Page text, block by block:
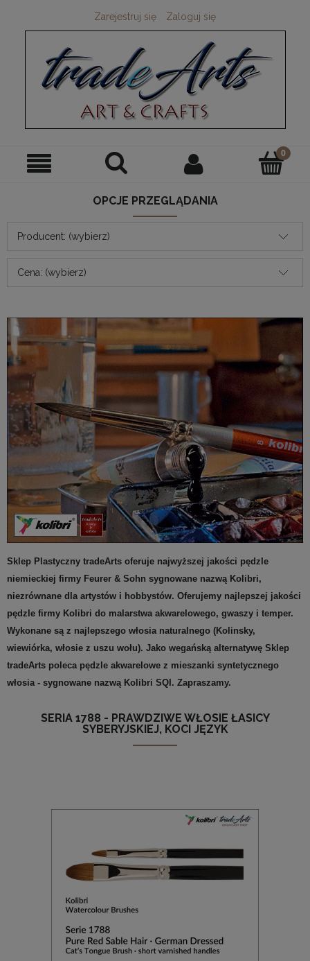
Zarejestruj się Zaloguj się
OPCJE PRZEGLĄDANIA
Producent: (wybierz)
Cena: (wybierz)
Sklep Plastyczny tradeArts oferuje najwyższej jakości pędzle
niemieckiej firmy Feurer & Sohn sygnowane nazwą Kolibri,
niezrównane dla artystów i hobbystów. Oferujemy najlepszej jakości
pędzle firmy Kolibri do malarstwa akwarelowego, gwaszy i temper.
Wykonane są z najlepszego włosia naturalnego (Kolinsky,
wiewiórka, włosie z uszu wołu). Jako wegańską alternatywę Sklep
tradeArts poleca pędzle akwarelowe z mieszanki syntetycznego
włosia - sygnowane nazwą Kolibri SQI. Zapraszamy.
SERIA 1788 - PRAWDZIWE WŁOSIE ŁASICY
SYBERYJSKIEJ, KOCI JĘZYK